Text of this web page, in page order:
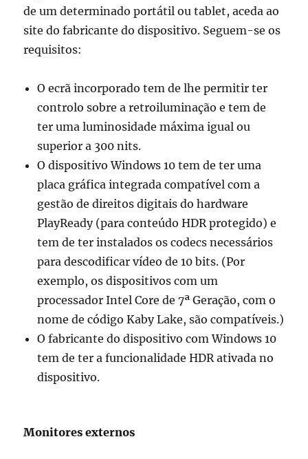
de um determinado portátil ou tablet, aceda ao
site do fabricante do dispositivo. Seguem-se os
requisitos:
O ecrã incorporado tem de lhe permitir ter
controlo sobre a retroiluminação e tem de
ter uma luminosidade máxima igual ou
superior a 300 nits.
O dispositivo Windows 10 tem de ter uma
placa gráfica integrada compatível com a
gestão de direitos digitais do hardware
PlayReady (para conteúdo HDR protegido) e
tem de ter instalados os codecs necessários
para descodificar vídeo de 10 bits. (Por
exemplo, os dispositivos com um
processador Intel Core de 7ª Geração, com o
nome de código Kaby Lake, são compatíveis.)
O fabricante do dispositivo com Windows 10
tem de ter a funcionalidade HDR ativada no
dispositivo.
Monitores externos